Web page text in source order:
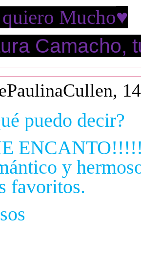
Mucho♥
Camacho,
puedo decir?
y
favoritos.